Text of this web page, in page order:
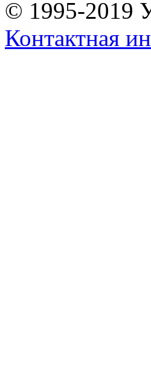
© 1995-2019
Контактная